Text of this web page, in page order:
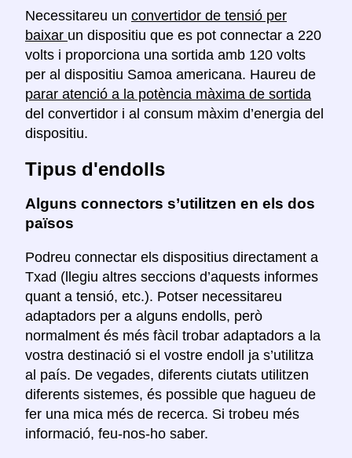
Necessitareu un convertidor de tensió per
baixar un dispositiu que es pot connectar a 220
volts i proporciona una sortida amb 120 volts
per al dispositiu Samoa americana. Haureu de
parar atenció a la potència màxima de sortida
del convertidor i al consum màxim d’energia del
dispositiu.
Tipus d'endolls
Alguns connectors s’utilitzen en els dos
països
Podreu connectar els dispositius directament a
Txad (llegiu altres seccions d’aquests informes
quant a tensió, etc.). Potser necessitareu
adaptadors per a alguns endolls, però
normalment és més fàcil trobar adaptadors a la
vostra destinació si el vostre endoll ja s’utilitza
al país. De vegades, diferents ciutats utilitzen
diferents sistemes, és possible que hagueu de
fer una mica més de recerca. Si trobeu més
informació, feu-nos-ho saber.